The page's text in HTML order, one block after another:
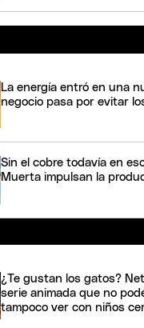
La energía entró en una
negocio pasa por evitar
Sin el cobre todavía en
Muerta impulsan la
¿Te gustan los gatos?
serie animada que no
tampoco ver con niños